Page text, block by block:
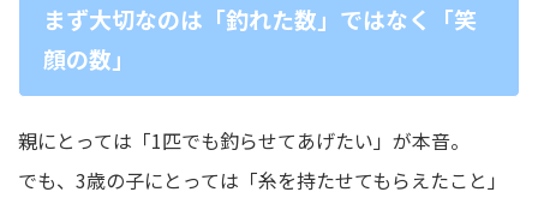
まず大切なのは「釣れた数」ではなく「笑
顔の数」
親にとっては「1匹でも釣らせてあげたい」が本音。
でも、3歳の子にとっては「糸を持たせてもらえたこと」